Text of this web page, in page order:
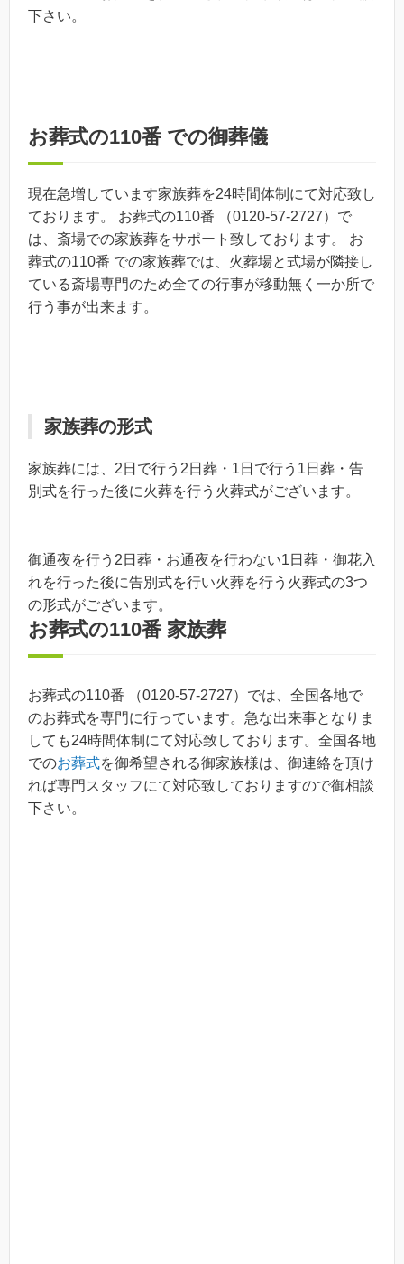
下さい。
お葬式の110番 での御葬儀
現在急増しています家族葬を24時間体制にて対応致し
ております。 お葬式の110番 （0120-57-2727）で
は、斎場での家族葬をサポート致しております。 お
葬式の110番 での家族葬では、火葬場と式場が隣接し
ている斎場専門のため全ての行事が移動無く一か所で
行う事が出来ます。
家族葬の形式
家族葬には、2日で行う2日葬・1日で行う1日葬・告
別式を行った後に火葬を行う火葬式がございます。
御通夜を行う2日葬・お通夜を行わない1日葬・ 御花入
れを行った後に告別式を行い火葬を行う火葬式の3つ
の形式がございます。
お葬式の110番 家族葬
お葬式の110番 （0120-57-2727）では、全国各地で
のお葬式を専門に行っています。急な出来事となりま
しても24時間体制にて対応致しております。全国各地
でのお葬式を御希望される御家族様は、御連絡を頂け
れば専門スタッフにて対応致しておりますので御相談
下さい。